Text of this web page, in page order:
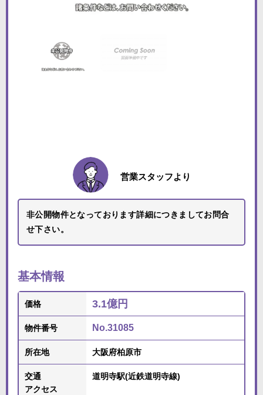
営業スタッフより
非公開物件となっております詳細につきましてお問合
せ下さい。
基本情報
価格 3.1億円
物件番号 No.31085
所在地 大阪府柏原市
交通
アクセス
道明寺駅(近鉄道明寺線)